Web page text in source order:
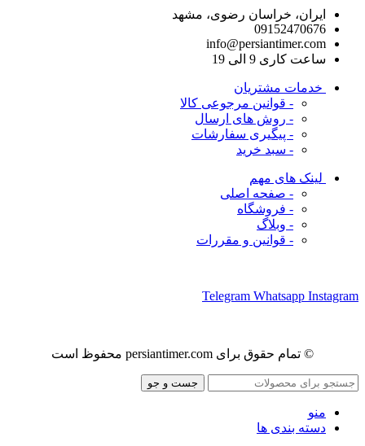
ایران، خراسان رضوی، مشهد
09152470676
info@persiantimer.com
ساعت کاری 9 الی 19
خدمات مشتریان
- قوانین مرجوعی کالا
- روش های ارسال
- پیگیری سفارشات
- سبد خرید
لینک های مهم
- صفحه اصلی
- فروشگاه
- وبلاگ
- قوانین و مقررات
Telegram Whatsapp Instagram
© تمام حقوق برای persiantimer.com محفوظ است
جست و جو
منو
دسته بندی ها